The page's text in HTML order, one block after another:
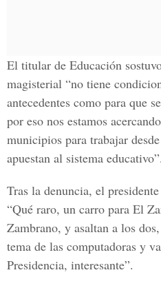
El titular de Educación
magisterial “no tiene
antecedentes como para que
por eso nos estamos
municipios para trabajar
apuestan al sistema educativo”.
Tras la denuncia, el
“Qué raro, un carro para El
Zambrano, y asaltan a los
tema de las computadoras y
Presidencia, interesante”.